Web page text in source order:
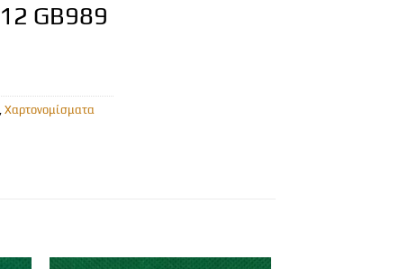
GB989
Χαρτονομίσματα